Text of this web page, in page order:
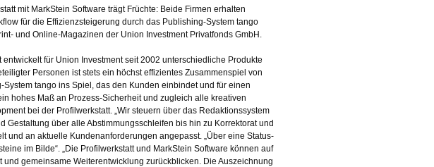
mit MarkStein Software trägt Früchte: Beide Firmen erhalten
für die Effizienzsteigerung durch das Publishing-System tango
und Online-Magazinen der Union Investment Privatfonds GmbH.
für Union Investment seit 2002 unterschiedliche Produkte
Personen ist stets ein höchst effizientes Zusammenspiel von
tango ins Spiel, das den Kunden einbindet und für einen
hohes Maß an Prozess-Sicherheit und zugleich alle kreativen
bei der Profilwerkstatt. „Wir steuern über das Redaktionssystem
Gestaltung über alle Abstimmungsschleifen bis hin zu Korrektorat und
und an aktuelle Kundenanforderungen angepasst. „Über eine Status-
im Bilde“. „Die Profilwerkstatt und MarkStein Software können auf
gemeinsame Weiterentwicklung zurückblicken. Die Auszeichnung